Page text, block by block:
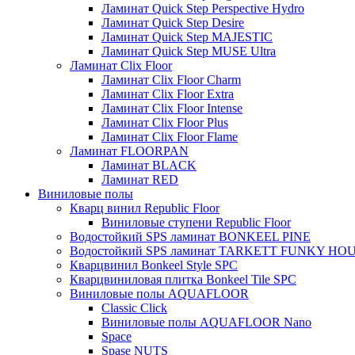
Ламинат Quick Step Perspective Hydro
Ламинат Quick Step Desire
Ламинат Quick Step MAJESTIC
Ламинат Quick Step MUSE Ultra
Ламинат Clix Floor
Ламинат Clix Floor Charm
Ламинат Clix Floor Extra
Ламинат Clix Floor Intense
Ламинат Clix Floor Plus
Ламинат Clix Floor Flame
Ламинат FLOORPAN
Ламинат BLACK
Ламинат RED
Виниловые полы
Кварц винил Republic Floor
Виниловые ступени Republic Floor
Водостойкий SPS ламинат BONKEEL PINE
Водостойкий SPS ламинат TARKETT FUNKY
Кварцвинил Bonkeel Style SPC
Кварцвиниловая плитка Bonkeel Tile SPC
Виниловые полы AQUAFLOOR
Classic Click
Виниловые полы AQUAFLOOR Nano
Space
Spase NUTS